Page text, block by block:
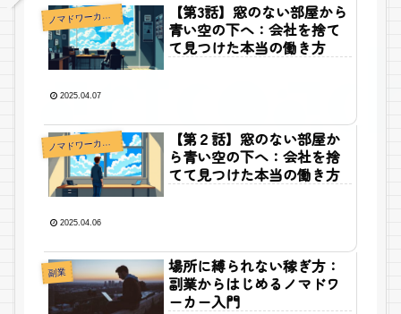
ノ
マドワーカー小説
【第3話】窓のない部屋から
青い空の下へ：会社を捨て
て見つけた本当の働き方
2025.04.07
ノ
マドワーカー小説
【第２話】窓のない部屋か
ら青い空の下へ：会社を捨
てて見つけた本当の働き方
2025.04.06
副業
場所に縛られない稼ぎ方：
副業からはじめるノマドワ
ーカー入門